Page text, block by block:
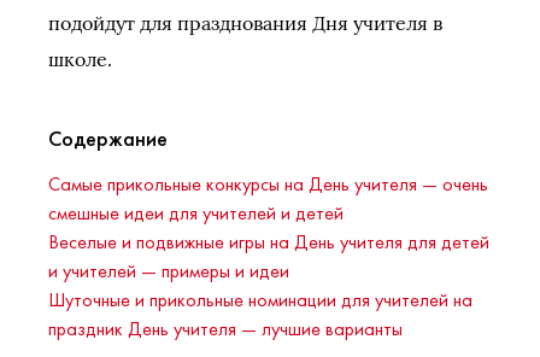
подойдут для празднования Дня учителя в
школе.
Содержание
Самые прикольные конкурсы на День учителя — очень
смешные идеи для учителей и детей
Веселые и подвижные игры на День учителя для детей
и учителей — примеры и идеи
Шуточные и прикольные номинации для учителей на
праздник День учителя — лучшие варианты